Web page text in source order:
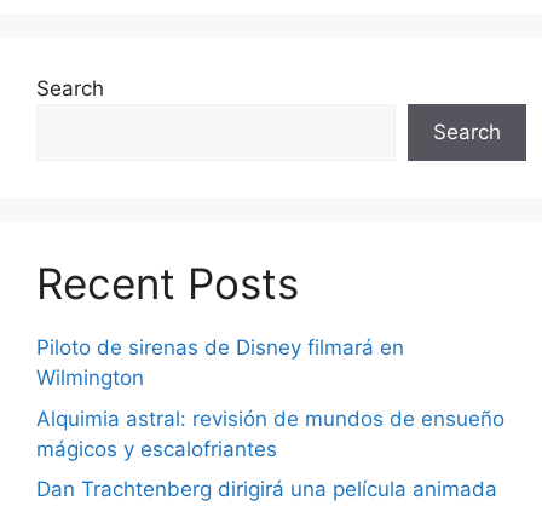
Search
Search
Recent Posts
Piloto de sirenas de Disney filmará en
Wilmington
Alquimia astral: revisión de mundos de ensueño
mágicos y escalofriantes
Dan Trachtenberg dirigirá una película animada